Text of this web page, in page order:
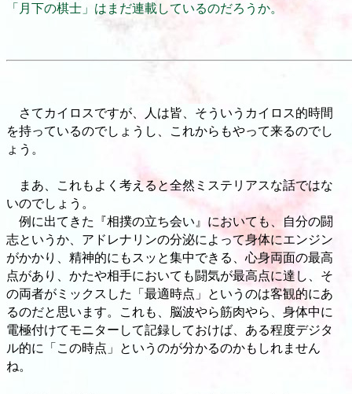
「月下の棋士」はまだ連載しているのだろうか。
さてカイロスですが、人は皆、そういうカイロス的時間
を持っているのでしょうし、これからもやって来るのでし
ょう。
まあ、これもよく考えると全然ミステリアスな話ではな
いのでしょう。
例に出てきた『相撲の立ち会い』においても、自分の闘
志というか、アドレナリンの分泌によって身体にエンジン
がかかり、精神的にもスッと集中できる、心身両面の最高
点があり、かたや相手においても闘気が最高点に達し、そ
の両者がミックスした「最適時点」というのは客観的にあ
るのだと思います。これも、脳波やら筋肉やら、身体中に
電極付けてモニターして記録しておけば、ある程度デジタ
ル的に「この時点」というのが分かるのかもしれません
ね。